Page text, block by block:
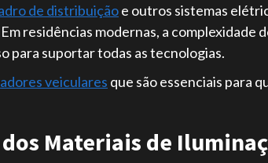
de distribuiçãoe outros sistemas
residências modernas, a complexidade
para suportar todas as tecnologias.
veiculares que são essenciais para
Materiais de